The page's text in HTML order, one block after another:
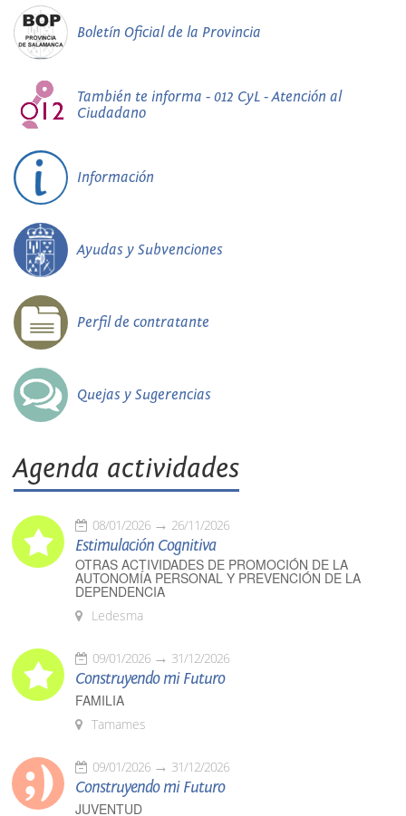
Boletín Oficial de la Provincia
También te informa - 012 CyL - Atención al
Ciudadano
Información
Ayudas y Subvenciones
Perfil de contratante
Quejas y Sugerencias
Agenda actividades
08/01/2026 26/11/2026
Estimulación Cognitiva
OTRAS ACTIVIDADES DE PROMOCIÓN DE LA
AUTONOMÍA PERSONAL Y PREVENCIÓN DE LA
DEPENDENCIA
Ledesma
09/01/2026 31/12/2026
Construyendo mi Futuro
FAMILIA
Tamames
09/01/2026 31/12/2026
Construyendo mi Futuro
JUVENTUD